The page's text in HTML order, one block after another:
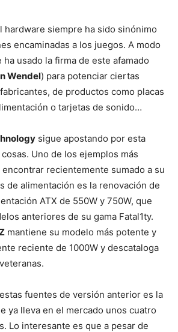
hardware siempre ha sido sinónimo
encaminadas a los juegos. A modo
usado la firma de este afamado
Wendel) para potenciar ciertas
de productos como placas
o tarjetas de sonido…
sigue apostando por esta
Uno de los ejemplos más
recientemente sumado a su
de alimentación es la renovación de
ATX de 550W y 750W, que
anteriores de su gama Fatal1ty.
mantiene su modelo más potente y
reciente de 1000W y descataloga
fuentes de versión anterior es la
ya lleva en el mercado unos cuatro
Lo interesante es que a pesar de